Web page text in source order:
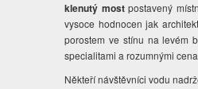
klenutý mostpostavený
vysoce hodnocen jak
porostem ve stínu na levém
specialitami a rozumnými
Někteří návštěvníci vodu